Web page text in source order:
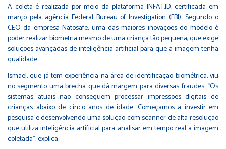
A coleta é realizada por meio da plataforma INFAT.ID, certificada em
março pela agência Federal Bureau of Investigation (FBI). Segundo o
CEO da empresa Natosafe, uma das maiores inovações do modelo é
poder realizar biometria mesmo de uma criança tão pequena, que exige
soluções avançadas de inteligência artificial para que a imagem tenha
qualidade.
Ismael, que já tem experiência na área de identificação biométrica, viu
no segmento uma brecha que dá margem para diversas fraudes. “Os
sistemas atuais não conseguem processar impressões digitais de
crianças abaixo de cinco anos de idade. Começamos a investir em
pesquisa e desenvolvendo uma solução com scanner de alta resolução
que utiliza inteligência artificial para analisar em tempo real a imagem
coletada”, explica.